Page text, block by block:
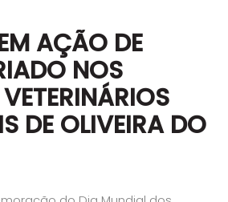
AÇÃO DE
NOS
DE OLIVEIRA DO